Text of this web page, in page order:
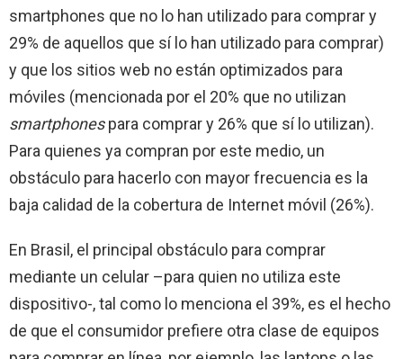
smartphones que no lo han utilizado para comprar y
29% de aquellos que sí lo han utilizado para comprar)
y que los sitios web no están optimizados para
móviles (mencionada por el 20% que no utilizan
smartphonespara comprar y 26% que sí lo utilizan).
Para quienes ya compran por este medio, un
obstáculo para hacerlo con mayor frecuencia es la
baja calidad de la cobertura de Internet móvil (26%).
En Brasil, el principal obstáculo para comprar
mediante un celular –para quien no utiliza este
dispositivo-, tal como lo menciona el 39%, es el hecho
de que el consumidor prefiere otra clase de equipos